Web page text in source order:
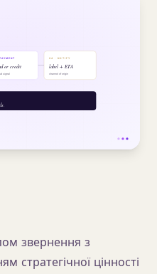
звернення з
стратегічної цінності